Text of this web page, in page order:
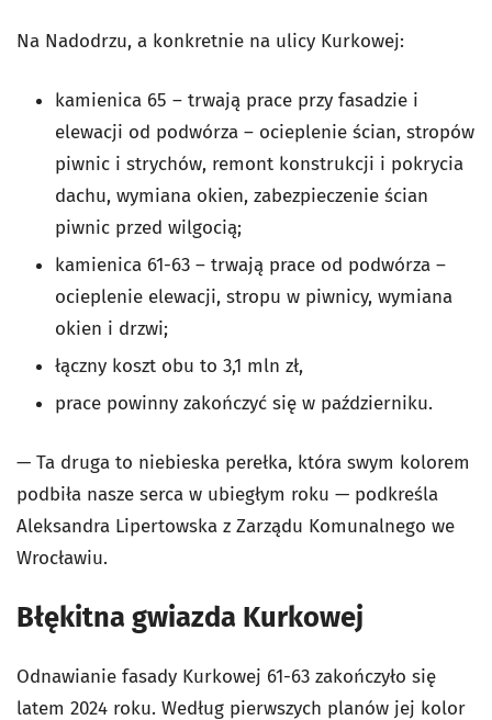
Na Nadodrzu, a konkretnie na ulicy Kurkowej:
kamienica 65 – trwają prace przy fasadzie i
elewacji od podwórza – ocieplenie ścian, stropów
piwnic i strychów, remont konstrukcji i pokrycia
dachu, wymiana okien, zabezpieczenie ścian
piwnic przed wilgocią;
kamienica 61-63 – trwają prace od podwórza –
ocieplenie elewacji, stropu w piwnicy, wymiana
okien i drzwi;
łączny koszt obu to 3,1 mln zł,
prace powinny zakończyć się w październiku.
— Ta druga to niebieska perełka, która swym kolorem
podbiła nasze serca w ubiegłym roku — podkreśla
Aleksandra Lipertowska z Zarządu Komunalnego we
Wrocławiu.
Błękitna gwiazda Kurkowej
Odnawianie fasady Kurkowej 61-63 zakończyło się
latem 2024 roku. Według pierwszych planów jej kolor